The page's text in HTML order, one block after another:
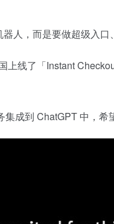
人，而是要做超级入口
线了「Instant
成到 ChatGPT 中，希